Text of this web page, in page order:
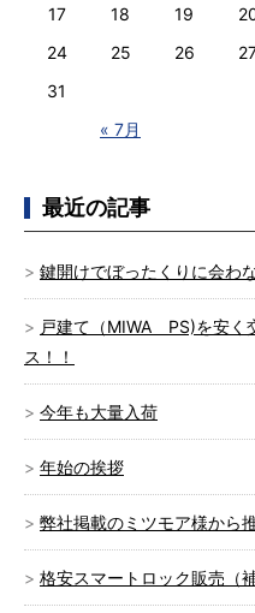
« 7月
17
18 19
24
25 26
31
最近の記事
鍵開けでぼったくりに会わ
戸建て（MIWA PS)を安く
ス！！
今年も大量入荷
年始の挨拶
弊社掲載のミツモア様から
格安スマートロック販売（